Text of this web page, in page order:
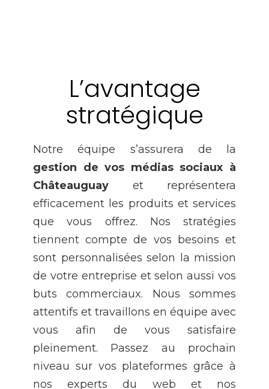
L’avantage
stratégique
Notre équipe s’assurera de la
gestion de vos médias sociaux à
Châteauguay et représentera
efficacement les produits et services
que vous offrez. Nos stratégies
tiennent compte de vos besoins et
sont personnalisées selon la mission
de votre entreprise et selon aussi vos
buts commerciaux. Nous sommes
attentifs et travaillons en équipe avec
vous afin de vous satisfaire
pleinement. Passez au prochain
niveau sur vos plateformes grâce à
nos experts du web et nos